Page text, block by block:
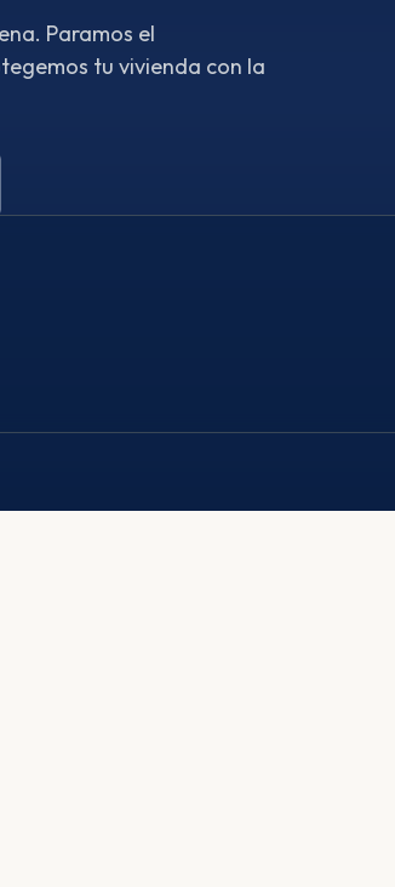
Paramos el
tu vivienda con la